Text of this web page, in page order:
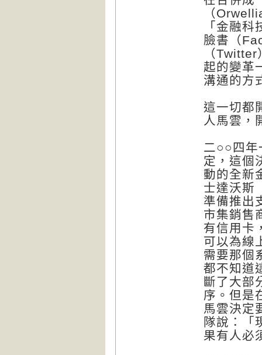
（
「金融
臉書（
（
起的變革
溝通的方
這一切都
人馬雲，
二○○四年
定，這個
動的全新
士達沃斯
準備推出
市集銷售
有信用卡
可以為線
需要那個
都不知道
斷了大部
序。但是
馬雲決定
隊說：「
果有人必